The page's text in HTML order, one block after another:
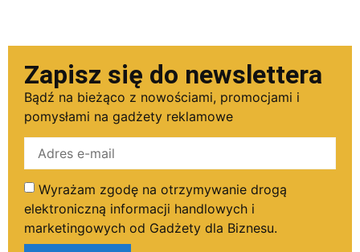
Zapisz się do newslettera
Bądź na bieżąco z nowościami, promocjami i
pomysłami na gadżety reklamowe
Wyrażam zgodę na otrzymywanie drogą
elektroniczną informacji handlowych i
marketingowych od Gadżety dla Biznesu.